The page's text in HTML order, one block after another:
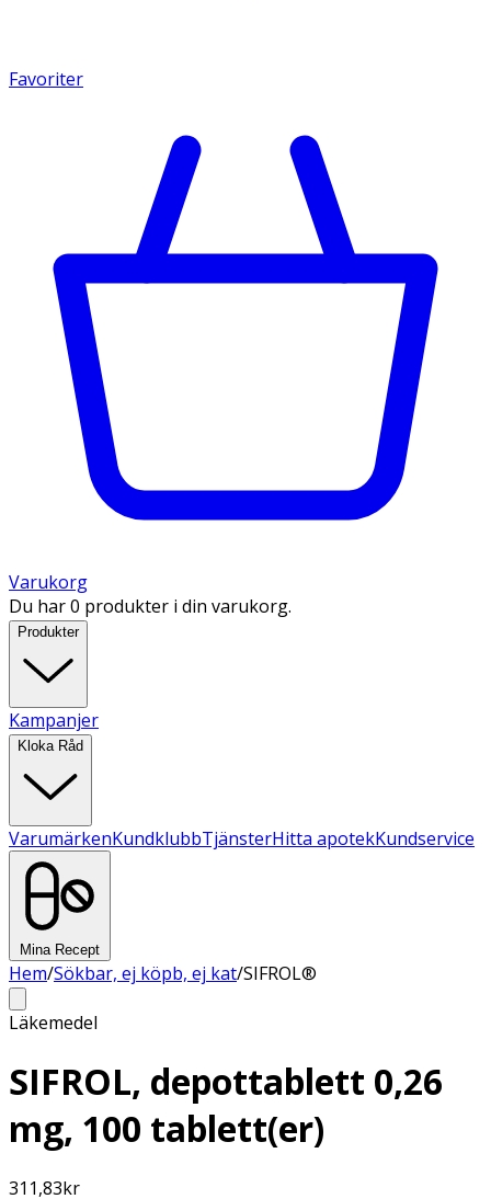
Favoriter
Varukorg
Du har 0 produkter i din varukorg.
Produkter
Kampanjer
Kloka Råd
VarumärkenKundklubbTjänsterHitta apotekKundservice
Mina Recept
Hem/Sökbar, ej köpb, ej kat/SIFROL®
Läkemedel
SIFROL, depottablett 0,26
mg, 100 tablett(er)
311,83kr